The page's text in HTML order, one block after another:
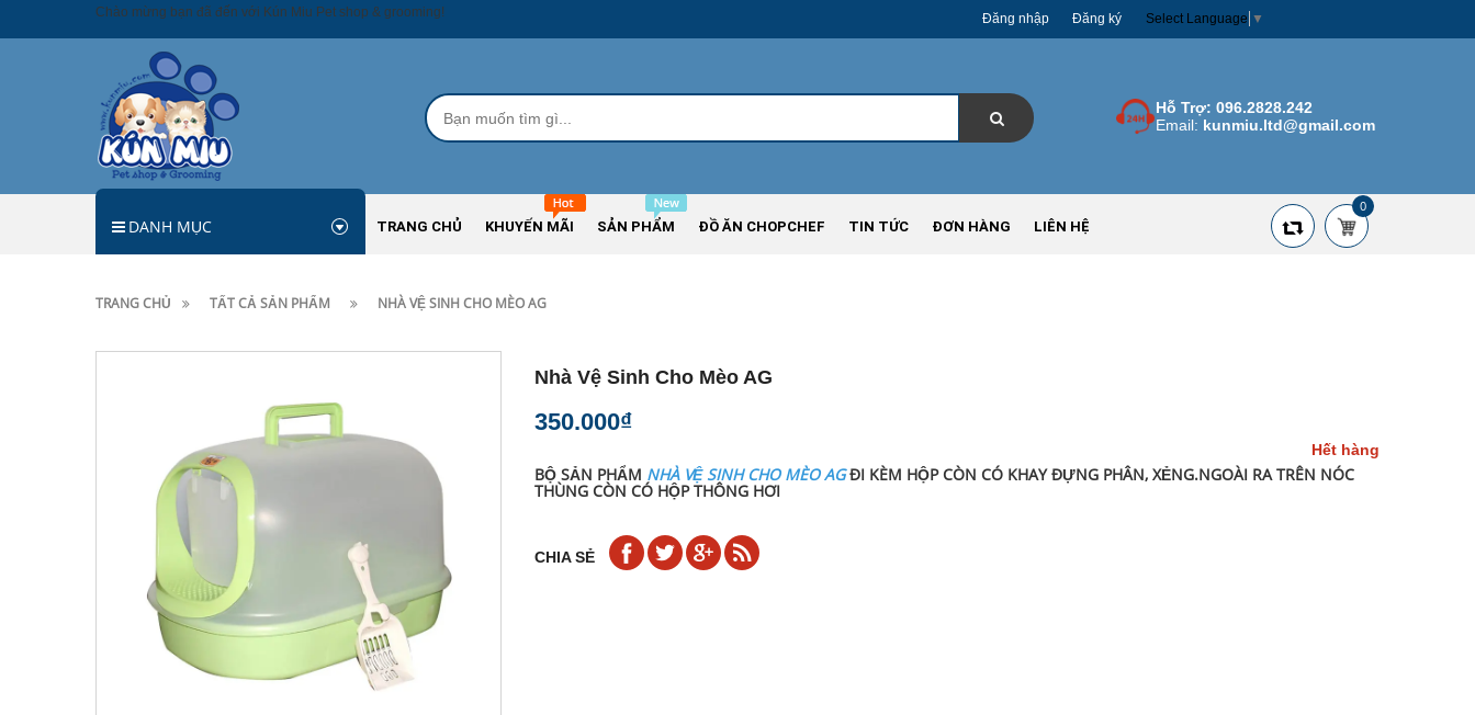
Chào mừng bạn đã đến với Kún Miu Pet shop & grooming! Đăng nhập Đăng ký Select Language ▼
Hỗ Trợ: 096.2828.242
Email: kunmiu.ltd@gmail.com
DANH MỤC TRANG CHỦ KHUYẾN MÃI SẢN PHẨM ĐỒ ĂN CHOPCHEF TIN TỨC ĐƠN HÀNG LIÊN HỆ
0
TRANG CHỦ TẤT CẢ SẢN PHẨM NHÀ VỆ SINH CHO MÈO AG
Nhà Vệ Sinh Cho Mèo AG
350.000₫
Hết hàng
BỘ SẢN PHẨM NHÀ VỆ SINH CHO MÈO AGĐI KÈM HỘP CÒN CÓ KHAY ĐỰNG PHÂN, XẺNG.NGOÀI RA TRÊN NÓC
THÙNG CÒN CÓ HỘP THÔNG HƠI
CHIA SẺ